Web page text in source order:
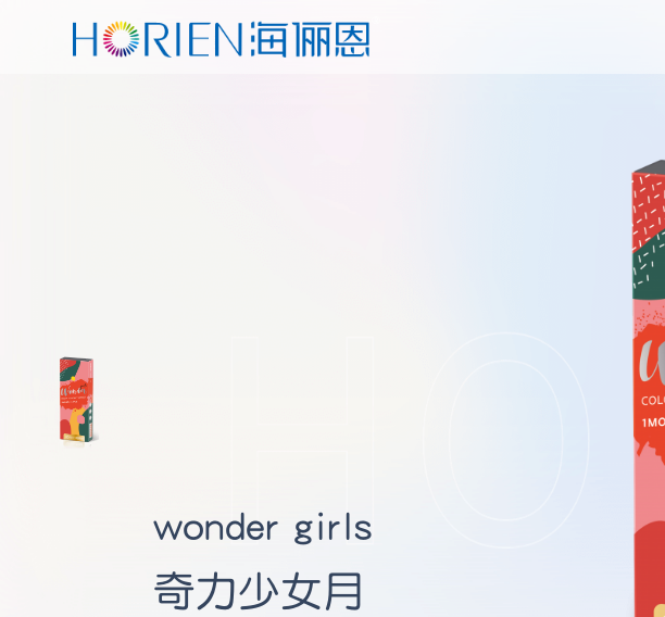
wonder girls
奇力少女月